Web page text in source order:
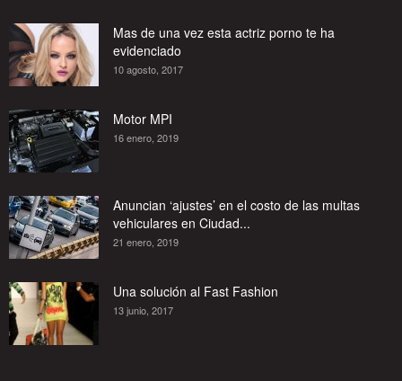
Mas de una vez esta actriz porno te ha
evidenciado
10 agosto, 2017
Motor MPI
16 enero, 2019
Anuncian ‘ajustes’ en el costo de las multas
vehiculares en Ciudad...
21 enero, 2019
Una solución al Fast Fashion
13 junio, 2017